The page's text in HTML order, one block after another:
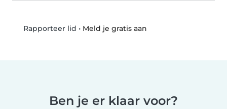
Rapporteer lid • Meld je gratis aan
Ben je er klaar voor?